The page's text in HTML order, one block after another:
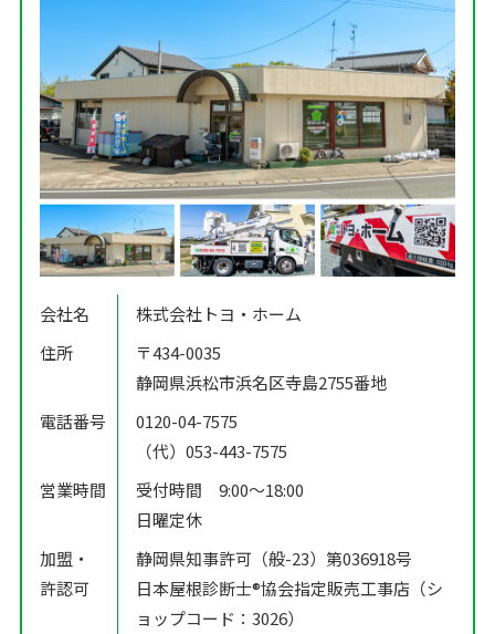
会社名
株式会社トヨ・ホーム
住所
〒434-0035
静岡県浜松市浜名区寺島2755番地
電話番号
0120-04-7575
（代）053-443-7575
営業時間
受付時間 9:00〜18:00
日曜定休
加盟・
許認可
静岡県知事許可（般-23）第036918号
日本屋根診断士®️協会指定販売工事店（シ
ョップコード：3026）